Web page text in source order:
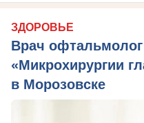
ЗДОРОВЬЕ
Врач офтальмолог
«Микрохирургии
в Морозовске